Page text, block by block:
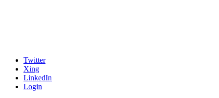
Twitter
Xing
LinkedIn
Login